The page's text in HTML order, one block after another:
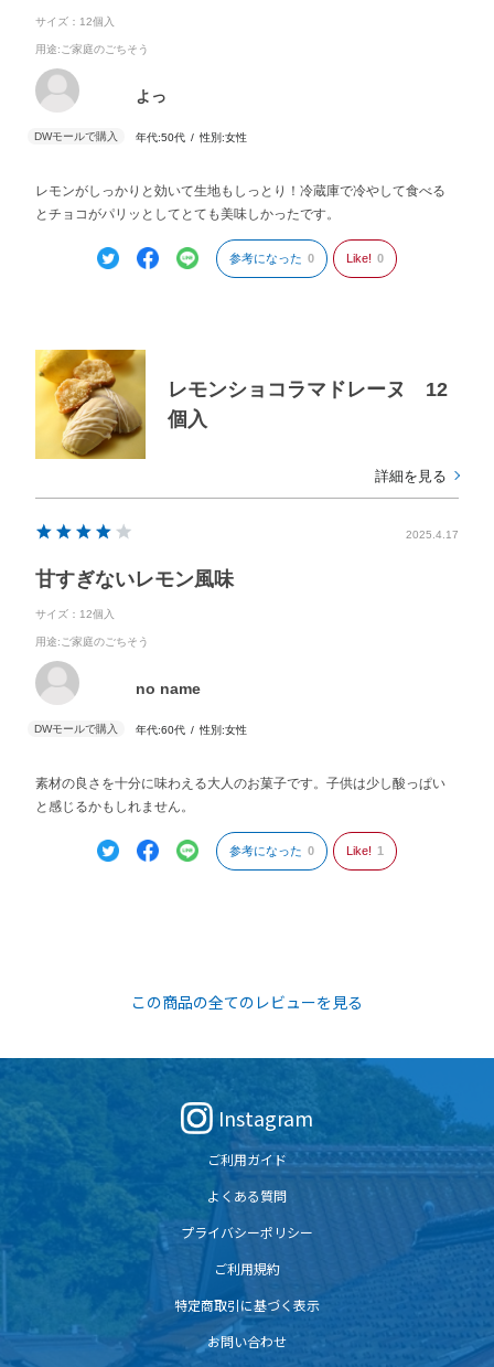
サイズ：12個入
用途:ご家庭のごちそう
よっ
年代:50代 性別:女性
レモンがしっかりと効いて生地もしっとり！冷蔵庫で冷やして食べる
とチョコがパリッとしてとても美味しかったです。
参考になった 0 Like! 0
レモンショコラマドレーヌ 12
個入
詳細を見る
2025.4.17
甘すぎないレモン風味
サイズ：12個入
用途:ご家庭のごちそう
no name
年代:60代 性別:女性
素材の良さを十分に味わえる大人のお菓子です。子供は少し酸っぱい
と感じるかもしれません。
参考になった 0 Like! 1
この商品の全てのレビューを見る
Instagram
ご利用ガイド
よくある質問
プライバシーポリシー
ご利用規約
特定商取引に基づく表示
お問い合わせ